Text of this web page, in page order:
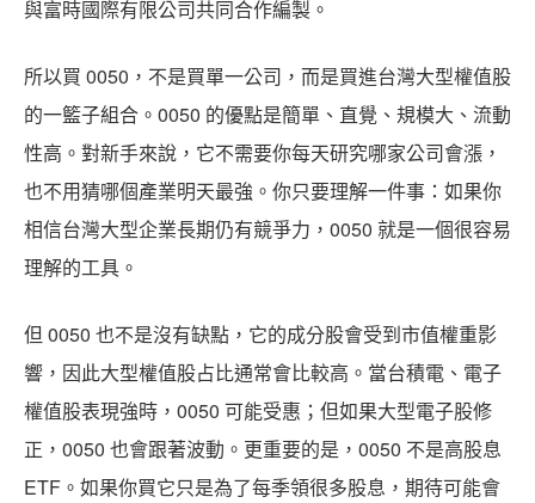
與富時國際有限公司共同合作編製。
所以買 0050，不是買單一公司，而是買進台灣大型權值股
的一籃子組合。0050 的優點是簡單、直覺、規模大、流動
性高。對新手來說，它不需要你每天研究哪家公司會漲，
也不用猜哪個產業明天最強。你只要理解一件事：如果你
相信台灣大型企業長期仍有競爭力，0050 就是一個很容易
理解的工具。
但 0050 也不是沒有缺點，它的成分股會受到市值權重影
響，因此大型權值股占比通常會比較高。當台積電、電子
權值股表現強時，0050 可能受惠；但如果大型電子股修
正，0050 也會跟著波動。更重要的是，0050 不是高股息
ETF。如果你買它只是為了每季領很多股息，期待可能會